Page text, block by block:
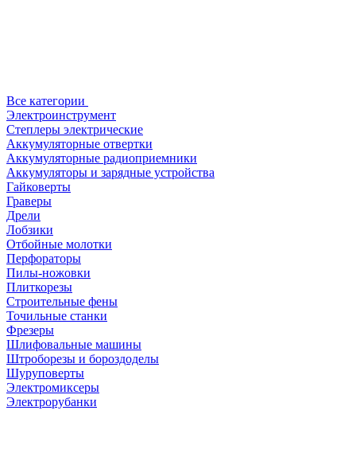
Все категории
Электроинструмент
Степлеры электрические
Аккумуляторные отвертки
Аккумуляторные радиоприемники
Аккумуляторы и зарядные устройства
Гайковерты
Граверы
Дрели
Лобзики
Отбойные молотки
Перфораторы
Пилы-ножовки
Плиткорезы
Строительные фены
Точильные станки
Фрезеры
Шлифовальные машины
Штроборезы и бороздоделы
Шуруповерты
Электромиксеры
Электрорубанки